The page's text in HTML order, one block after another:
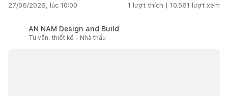
27/06/2026, lúc 10:00 1 lượt thích | 10.561 lượt xem
AN NAM Design and Build
Tư vấn, thiết kế - Nhà thầu